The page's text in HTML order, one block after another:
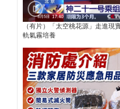
（有片）「太空桃花源」走進
軌氣霧培養